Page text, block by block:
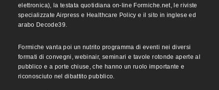
elettronica), la testata quotidiana on-line Formiche.net, le riviste
specializzate Airpress e Healthcare Policy e il sito in inglese ed
arabo Decode39.
Formiche vanta poi un nutrito programma di eventi nei diversi
formati di convegni, webinair, seminari e tavole rotonde aperte al
pubblico e a porte chiuse, che hanno un ruolo importante e
riconosciuto nel dibattito pubblico.